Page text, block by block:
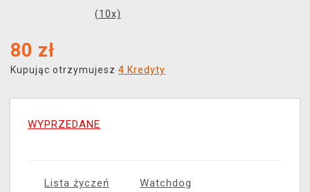
(10x)
80 zł
Kupując otrzymujesz 4 Kredyty
WYPRZEDANE
Lista życzeń Watchdog